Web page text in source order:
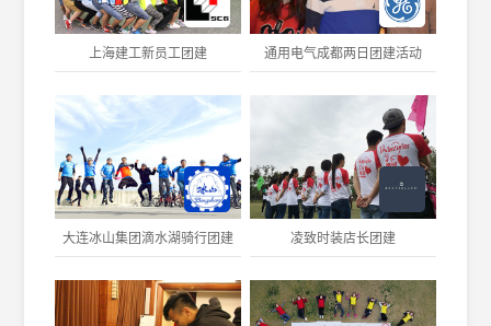
上海建工新员工团建 通用电气成都两日团建活动
大连冰山集团滴水湖骑行团建 凌致时装店长团建